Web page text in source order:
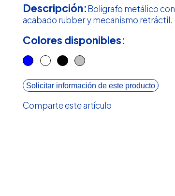
Descripción:Bolígrafo metálico con
acabado rubber y mecanismo retráctil.
Colores disponibles:
Solicitar información de este producto
Comparte este artículo